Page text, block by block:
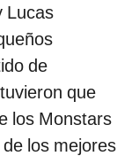
Lucas
de
tuvieron que
los Monstars
los mejores